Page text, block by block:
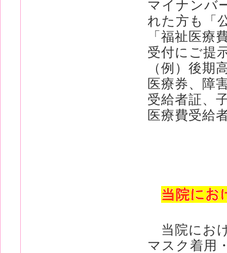
マイナンバ
れた方も「
「福祉医療
受付にご提
（例）後期
医療券、障
受給者証、
医療費受給
当院にお
マスク着用